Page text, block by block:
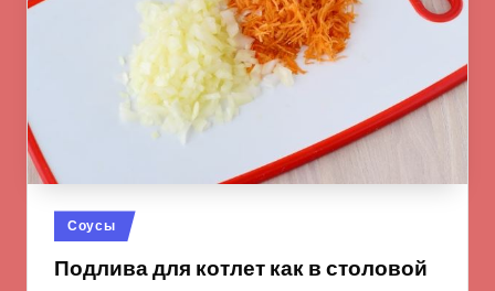
Опубликовано
в
Соусы
Подлива для котлет как в столовой